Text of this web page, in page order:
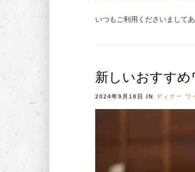
いつもご利用くださいまして
新しいおすすめ
2024年9月18日 IN ディナー ワ